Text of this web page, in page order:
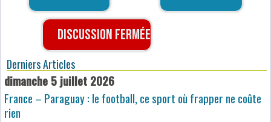
Discussion fermée
Derniers Articles
dimanche 5 juillet 2026
France – Paraguay : le football, ce sport où frapper ne coûte
rien